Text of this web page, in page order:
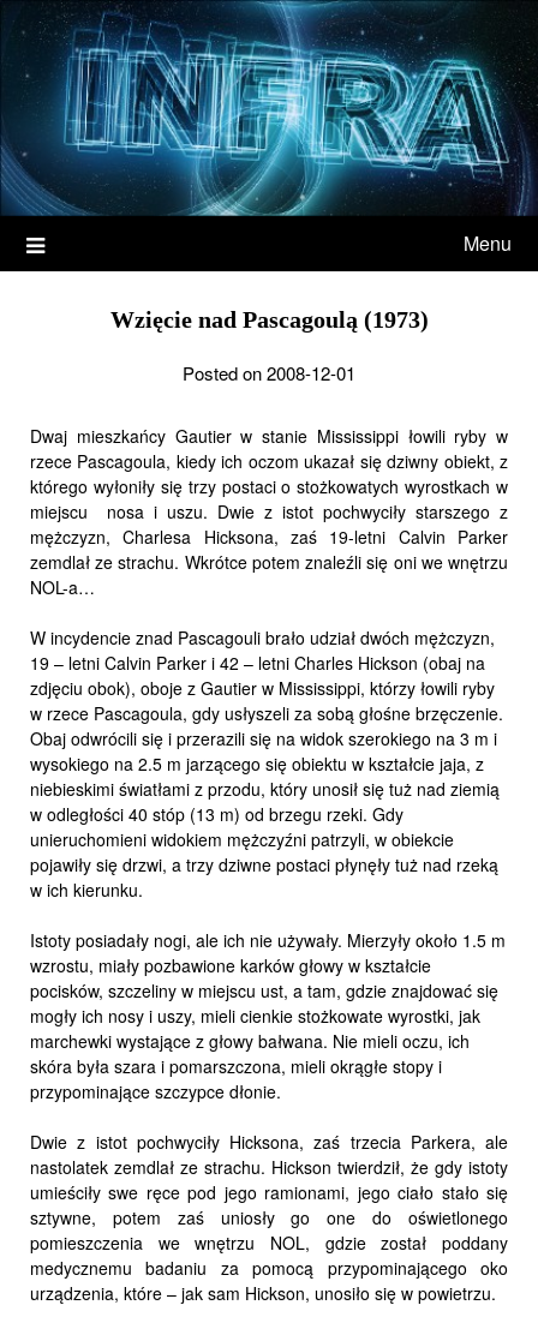
Menu
Wzięcie nad Pascagoulą (1973)
Posted on 2008-12-01
Dwaj mieszkańcy Gautier w stanie Mississippi łowili ryby w
rzece Pascagoula, kiedy ich oczom ukazał się dziwny obiekt, z
którego wyłoniły się trzy postaci o stożkowatych wyrostkach w
miejscu nosa i uszu. Dwie z istot pochwyciły starszego z
mężczyzn, Charlesa Hicksona, zaś 19-letni Calvin Parker
zemdlał ze strachu. Wkrótce potem znaleźli się oni we wnętrzu
NOL-a…
W incydencie znad Pascagouli brało udział dwóch mężczyzn,
19 – letni Calvin Parker i 42 – letni Charles Hickson (obaj na
zdjęciu obok), oboje z Gautier w Mississippi, którzy łowili ryby
w rzece Pascagoula, gdy usłyszeli za sobą głośne brzęczenie.
Obaj odwrócili się i przerazili się na widok szerokiego na 3 m i
wysokiego na 2.5 m jarzącego się obiektu w kształcie jaja, z
niebieskimi światłami z przodu, który unosił się tuż nad ziemią
w odległości 40 stóp (13 m) od brzegu rzeki. Gdy
unieruchomieni widokiem mężczyźni patrzyli, w obiekcie
pojawiły się drzwi, a trzy dziwne postaci płynęły tuż nad rzeką
w ich kierunku.
Istoty posiadały nogi, ale ich nie używały. Mierzyły około 1.5 m
wzrostu, miały pozbawione karków głowy w kształcie
pocisków, szczeliny w miejscu ust, a tam, gdzie znajdować się
mogły ich nosy i uszy, mieli cienkie stożkowate wyrostki, jak
marchewki wystające z głowy bałwana. Nie mieli oczu, ich
skóra była szara i pomarszczona, mieli okrągłe stopy i
przypominające szczypce dłonie.
Dwie z istot pochwyciły Hicksona, zaś trzecia Parkera, ale
nastolatek zemdlał ze strachu. Hickson twierdził, że gdy istoty
umieściły swe ręce pod jego ramionami, jego ciało stało się
sztywne, potem zaś uniosły go one do oświetlonego
pomieszczenia we wnętrzu NOL, gdzie został poddany
medycznemu badaniu za pomocą przypominającego oko
urządzenia, które – jak sam Hickson, unosiło się w powietrzu.